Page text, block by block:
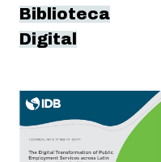
Biblioteca
Digital